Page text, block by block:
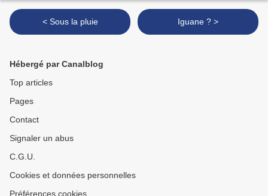
< Sous la pluie Iguane ? >
Hébergé par Canalblog
Top articles
Pages
Contact
Signaler un abus
C.G.U.
Cookies et données personnelles
Préférences cookies